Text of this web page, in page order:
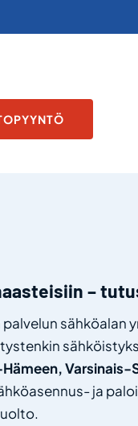
–
sähköalan
, Varsinais-
asennus- ja
.